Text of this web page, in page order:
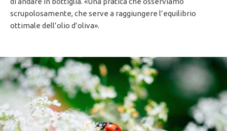
scrupolosamente, che serve a raggiungere l’equilibrio
ottimale dell’olio d’oliva».